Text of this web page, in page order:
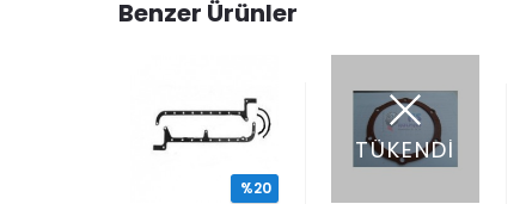
Benzer Ürünler
%20
TÜKENDİ